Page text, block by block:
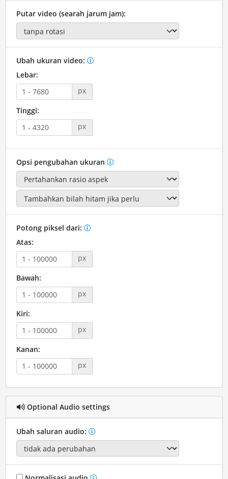
Putar video (searah jarum jam):
Ubah ukuran video:
Lebar:
px
Tinggi:
px
Opsi pengubahan ukuran
Potong piksel dari:
Atas:
px
Bawah:
px
Kiri:
px
Kanan:
px
Optional Audio settings
Ubah saluran audio: